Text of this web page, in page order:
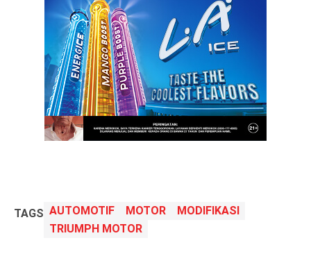
TAGS AUTOMOTIF MOTOR
MODIFIKASI
TRIUMPH MOTOR